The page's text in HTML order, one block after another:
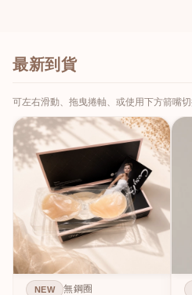
最新到貨
可左右滑動、拖曳捲軸、或使用下方箭嘴
NEW 無鋼圈